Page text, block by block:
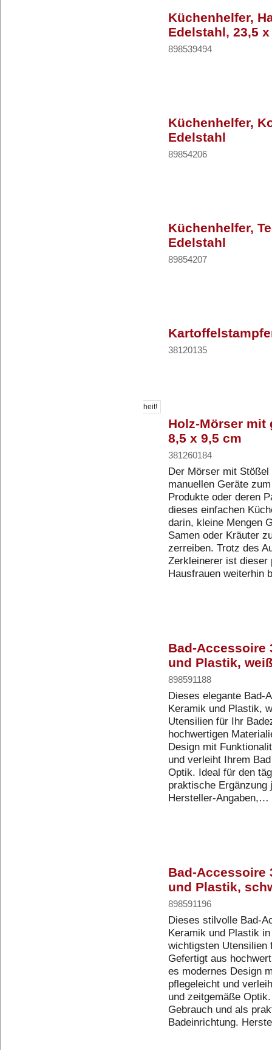
Küchenhelfer,
Edelstahl, 23,5
898539494
Küchenhelfer,
Edelstahl
89854206
Küchenhelfer,
Edelstahl
89854207
38120135
Neuheit!
Holz-Mörser mit
8,5 x 9,5 cm
381260184
Der Mörser mit
manuellen Geräte
Produkte oder deren
dieses einfachen
darin, kleine Mengen
Samen oder Kräuter
zerreiben. Trotz des
Zerkleinerer ist dieser
Hausfrauen weiterhin
Bad-Accessoire
und Plastik,
898591188
Dieses elegante Bad-
Keramik und Plastik,
Utensilien für Ihr
hochwertigen
Design mit
und verleiht Ihrem
Optik. Ideal für den
praktische Ergänzung
Hersteller-Angaben,…
Bad-Accessoire
und Plastik,
898591196
Dieses stilvolle Bad-
Keramik und Plastik
wichtigsten Utensilien
Gefertigt aus
es modernes Design
pflegeleicht und
und zeitgemäße
Gebrauch und als
Badeinrichtung.